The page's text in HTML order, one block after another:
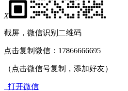
X
截屏，微信识别二维码
点击复制微信：17866666695
（点击微信号复制，添加好友）
打开微信